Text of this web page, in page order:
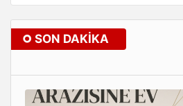
SON DAKIKA